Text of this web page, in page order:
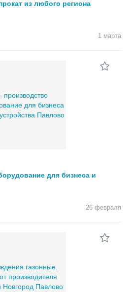
из любого региона
1 марта
для бизнеса и
26 февраля